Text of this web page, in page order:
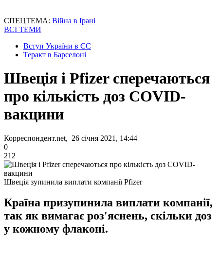
СПЕЦТЕМА: Війна в Ірані
ВСІ ТЕМИ
Вступ України в ЄС
Теракт в Барселоні
Швеція і Pfizer сперечаються
про кількість доз COVID-
вакцини
Корреспондент.net, 26 січня 2021, 14:44
0
212
Швеція зупинила виплати компанії Pfizer
Країна призупинила виплати компанії,
так як вимагає роз'яснень, скільки доз
у кожному флаконі.